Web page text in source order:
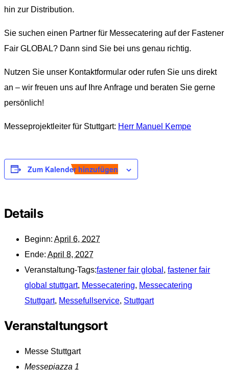
hin zur Distribution.
Sie suchen einen Partner für Messecatering auf der Fastener
Fair GLOBAL? Dann sind Sie bei uns genau richtig.
Nutzen Sie unser Kontaktformular oder rufen Sie uns direkt
an – wir freuen uns auf Ihre Anfrage und beraten Sie gerne
persönlich!
Messeprojektleiter für Stuttgart: Herr Manuel Kempe
Zum Kalender hinzufügen
Details
Beginn: April 6, 2027
Ende: April 8, 2027
Veranstaltung-Tags:fastener fair global , fastener fair
global stuttgart, Messecatering, Messecatering
Stuttgart, Messefullservice, Stuttgart
Veranstaltungsort
Messe Stuttgart
Messepiazza 1